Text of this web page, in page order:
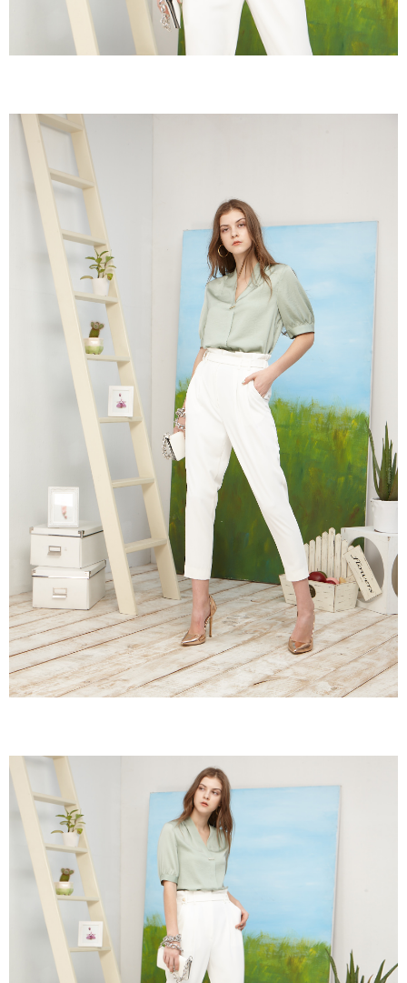
2.基於同意付款使用「大哥付你分期」之契約關係目的，商店將以您的個人
資料（包含姓名、電話或地址）提供予台灣大哥大進項蒐集、處理及利用，
由本公司與您本人進行分期帳單所需資料之確認、核對及更正。
3.完整用戶服務條款，請詳閱以下連結：
https://oppay.tw/userRule
※ 交易是否成功請以「AFTEE先享後付 」之結帳頁面顯示為準，若有關於
是否繳費成功／繳費後需取消欲退款等相關疑問，請聯繫「AFTEE先享後付
客戶支援中心」 https://netprotections.freshdesk.com/support/home
易，需依本服務之必要範圍內提供個人資料，並將交易相關給付款項請求債
權轉讓予恩沛科技股份有限公司。
２．關於個人資料處理事宜，請瀏覽以下網址：
https://aftee.tw/terms/#terms3
３．未成年的使用者請事先徵得法定代理人或監護人之同意方可使用
「AFTEE先享後付」，若未經同意申辦者引起之損失，本公司不負相關責
４．使用「AFTEE先享後付」時，將依據個別帳號之用戶狀況，依本公司即
時審查核予不同之上限額度；若仍有額度不足之情形，本公司將視審查結果
請求用戶進行身份認證。
５．嚴禁一人註冊多個帳號或使用他人資訊註冊。若發現惡意使用之情形，
恩沛科技股份有限公司將有權停止該用戶之使用額度並採取法律行動。